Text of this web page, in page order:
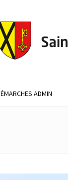
ADMIN